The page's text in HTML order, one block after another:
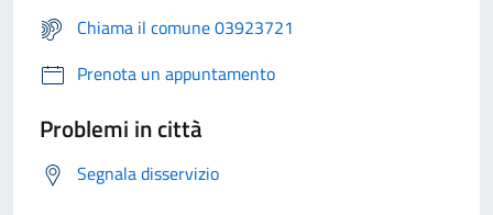
Chiama il comune 03923721
Prenota un appuntamento
Problemi in città
Segnala disservizio